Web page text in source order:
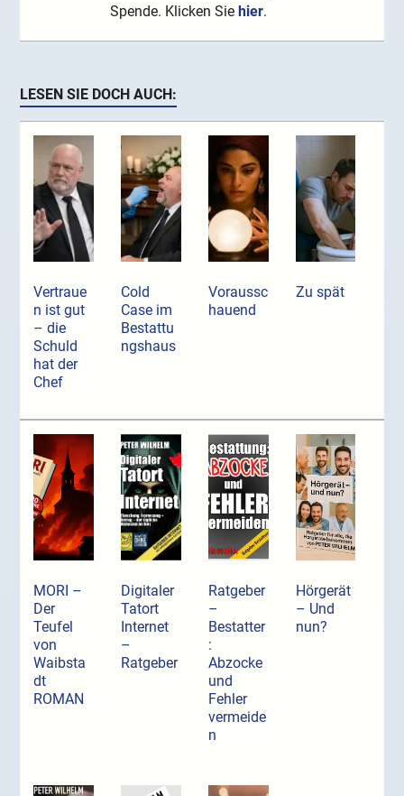
Spende. Klicken Siehier.
LESEN SIE DOCH AUCH:
Vertraue
n ist gut
– die
Schuld
hat der
Chef
Cold
Case im
Bestattu
ngshaus
Voraussc
hauend
Zu spät
MORI –
Der
Teufel
von
Waibsta
dt
ROMAN
Digitaler
Tatort
Internet
–
Ratgeber
Ratgeber
–
Bestatter
:
Abzocke
und
Fehler
vermeide
n
Hörgerät
– Und
nun?